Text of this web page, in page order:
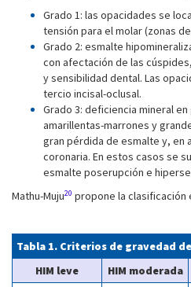
Grado 1: las opacidades se
tensión para el molar (zonas
Grado 2: esmalte
con afectación de las
y sensibilidad dental. Las
tercio incisal-oclusal.
Grado 3: deficiencia mineral
amarillentas-marrones y
gran pérdida de esmalte y, en
coronaria. En estos casos se
esmalte poserupción e
Mathu-Muju20 propone la clasificación
Tabla 1. Criterios de gravedad de
HIM leve HIM moderada